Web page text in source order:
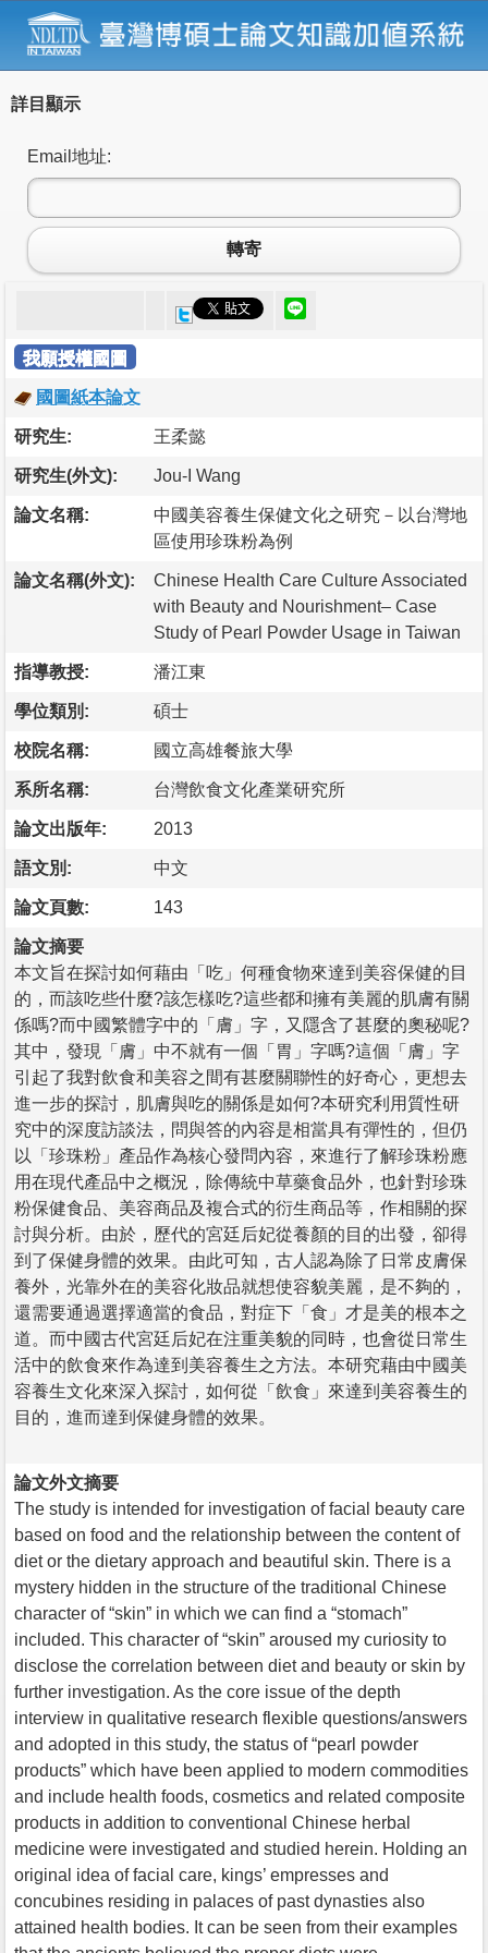
詳目顯示
Email地址:
轉寄
我願授權國圖
國圖紙本論文
研究生: 王柔懿
研究生(外文): Jou-I Wang
論文名稱:
中國美容養生保健文化之研究－以台灣地
區使用珍珠粉為例
論文名稱(外文):
Chinese Health Care Culture Associated
with Beauty and Nourishment– Case
Study of Pearl Powder Usage in Taiwan
指導教授: 潘江東
學位類別: 碩士
校院名稱: 國立高雄餐旅大學
系所名稱: 台灣飲食文化產業研究所
論文出版年: 2013
語文別: 中文
論文頁數: 143
論文摘要
本文旨在探討如何藉由「吃」何種食物來達到美容保健的目
的，而該吃些什麼?該怎樣吃?這些都和擁有美麗的肌膚有關
係嗎?而中國繁體字中的「膚」字，又隱含了甚麼的奧秘呢?
其中，發現「膚」中不就有一個「胃」字嗎?這個「膚」字
引起了我對飲食和美容之間有甚麼關聯性的好奇心，更想去
進一步的探討，肌膚與吃的關係是如何?本研究利用質性研
究中的深度訪談法，問與答的內容是相當具有彈性的，但仍
以「珍珠粉」產品作為核心發問內容，來進行了解珍珠粉應
用在現代產品中之概況，除傳統中草藥食品外，也針對珍珠
粉保健食品、美容商品及複合式的衍生商品等，作相關的探
討與分析。由於，歷代的宮廷后妃從養顏的目的出發，卻得
到了保健身體的效果。由此可知，古人認為除了日常皮膚保
養外，光靠外在的美容化妝品就想使容貌美麗，是不夠的，
還需要通過選擇適當的食品，對症下「食」才是美的根本之
道。而中國古代宮廷后妃在注重美貌的同時，也會從日常生
活中的飲食來作為達到美容養生之方法。本研究藉由中國美
容養生文化來深入探討，如何從「飲食」來達到美容養生的
目的，進而達到保健身體的效果。
論文外文摘要
The study is intended for investigation of facial beauty care
based on food and the relationship between the content of
diet or the dietary approach and beautiful skin. There is a
mystery hidden in the structure of the traditional Chinese
character of “skin” in which we can find a “stomach”
included. This character of “skin” aroused my curiosity to
disclose the correlation between diet and beauty or skin by
further investigation. As the core issue of the depth
interview in qualitative research flexible questions/answers
and adopted in this study, the status of “pearl powder
products” which have been applied to modern commodities
and include health foods, cosmetics and related composite
products in addition to conventional Chinese herbal
medicine were investigated and studied herein. Holding an
original idea of facial care, kings’ empresses and
concubines residing in palaces of past dynasties also
attained health bodies. It can be seen from their examples